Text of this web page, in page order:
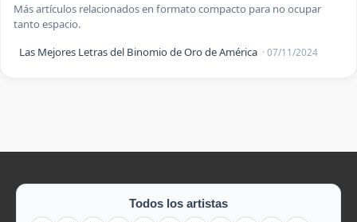
Más artículos relacionados en formato compacto para no ocupar
tanto espacio.
Las Mejores Letras del Binomio de Oro de América · 07/11/2024
Todos los artistas